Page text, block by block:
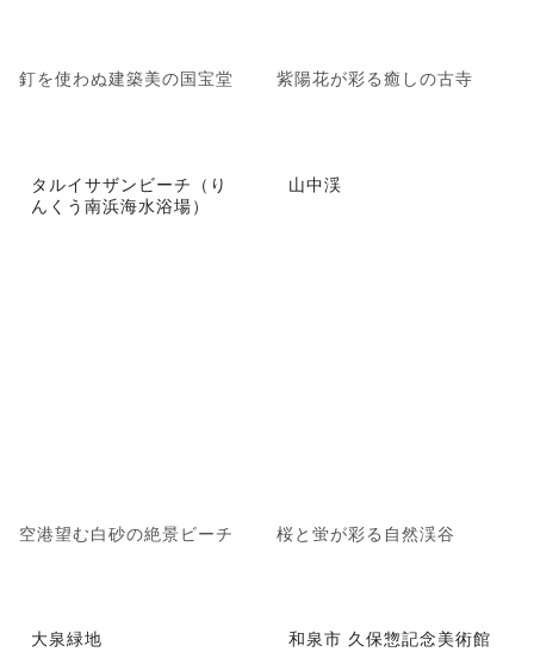
釘を使わぬ建築美の国宝堂 紫陽花が彩る癒しの古寺
タルイサザンビーチ（り
んくう南浜海水浴場）
空港望む白砂の絶景ビーチ
山中渓
桜と蛍が彩る自然渓谷
大泉緑地 和泉市 久保惣記念美術館